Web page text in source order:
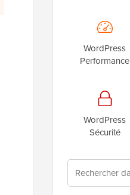
WordPress
Performance
WordPress
Sécurité